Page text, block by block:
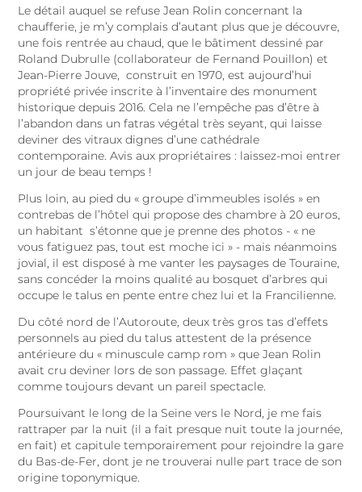
Le détail auquel se refuse Jean Rolin concernant la
chaufferie, je m’y complais d’autant plus que je découvre,
une fois rentrée au chaud, que le bâtiment dessiné par
Roland Dubrulle (collaborateur de Fernand Pouillon) et
Jean-Pierre Jouve, construit en 1970, est aujourd’hui
propriété privée inscrite à l’inventaire des monument
historique depuis 2016. Cela ne l’empêche pas d’être à
l’abandon dans un fatras végétal très seyant, qui laisse
deviner des vitraux dignes d’une cathédrale
contemporaine. Avis aux propriétaires : laissez-moi entrer
un jour de beau temps !
Plus loin, au pied du « groupe d’immeubles isolés » en
contrebas de l’hôtel qui propose des chambre à 20 euros,
un habitant s’étonne que je prenne des photos - « ne
vous fatiguez pas, tout est moche ici » - mais néanmoins
jovial, il est disposé à me vanter les paysages de Touraine,
sans concéder la moins qualité au bosquet d’arbres qui
occupe le talus en pente entre chez lui et la Francilienne.
Du côté nord de l’Autoroute, deux très gros tas d’effets
personnels au pied du talus attestent de la présence
antérieure du « minuscule camp rom » que Jean Rolin
avait cru deviner lors de son passage. Effet glaçant
comme toujours devant un pareil spectacle.
Poursuivant le long de la Seine vers le Nord, je me fais
rattraper par la nuit (il a fait presque nuit toute la journée,
en fait) et capitule temporairement pour rejoindre la gare
du Bas-de-Fer, dont je ne trouverai nulle part trace de son
origine toponymique.